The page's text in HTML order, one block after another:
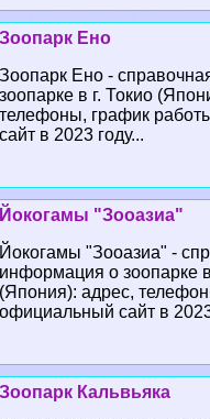
Зоопарк Ено
Зоопарк Ено -
зоопарке в г. Токио
телефоны, график
сайт в 2023 году...
Йокогамы "Зооазиа"
Йокогамы "Зооазиа" -
информация о зоопарке
(Япония): адрес,
официальный сайт в 2023
Зоопарк Кальвьяка